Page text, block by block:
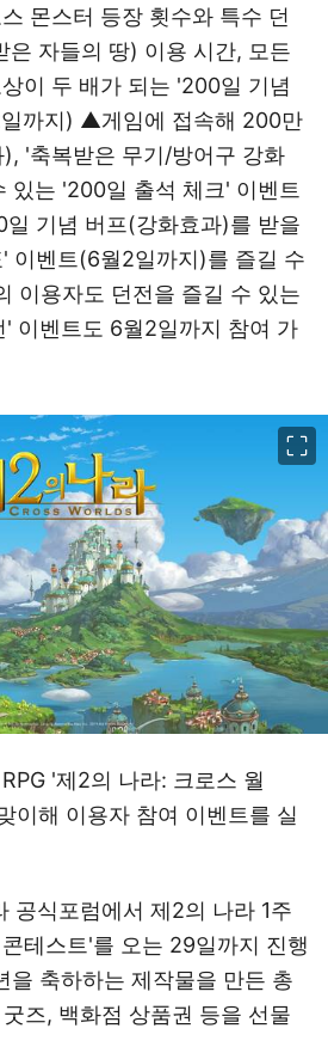
몬스터 등장 횟수와 특수 던
은 자들의 땅) 이용 시간, 모든
이 두 배가 되는 '200일 기념
까지) ▲게임에 접속해 200만
'축복받은 무기/방어구 강화
있는 '200일 출석 체크' 이벤트
기념 버프(강화효과)를 받을
이벤트(6월2일까지)를 즐길 수
이용자도 던전을 즐길 수 있는
' 이벤트도 6월2일까지 참여 가
'제2의 나라: 크로스 월
이해 이용자 참여 이벤트를 실
공식포럼에서 제2의 나라 1주
테스트'를 오는 29일까지 진행
을 축하하는 제작물을 만든 총
즈, 백화점 상품권 등을 선물